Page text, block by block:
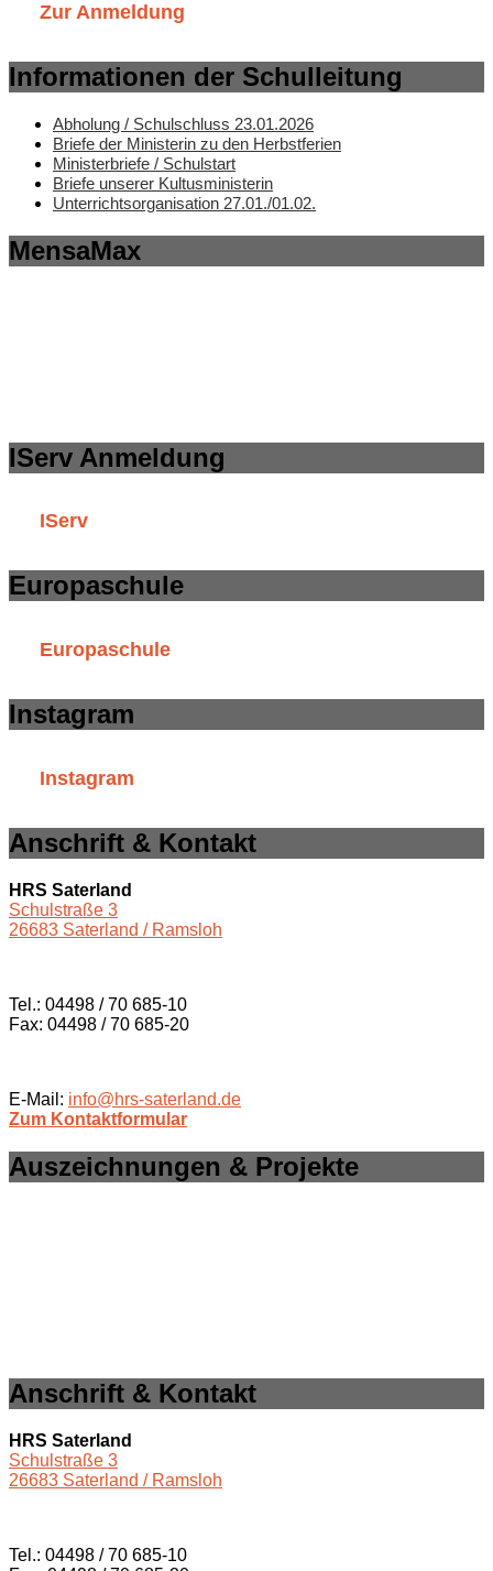
Zur Anmeldung
Informationen der Schulleitung
Abholung / Schulschluss 23.01.2026
Briefe der Ministerin zu den Herbstferien
Ministerbriefe / Schulstart
Briefe unserer Kultusministerin
Unterrichtsorganisation 27.01./01.02.
MensaMax
IServ Anmeldung
IServ
Europaschule
Europaschule
Instagram
Instagram
Anschrift & Kontakt
HRS Saterland
Schulstraße 3
26683 Saterland / Ramsloh
Tel.: 04498 / 70 685-10
Fax: 04498 / 70 685-20
E-Mail: info@hrs-saterland.de
Zum Kontaktformular
Auszeichnungen & Projekte
Anschrift & Kontakt
HRS Saterland
Schulstraße 3
26683 Saterland / Ramsloh
Tel.: 04498 / 70 685-10